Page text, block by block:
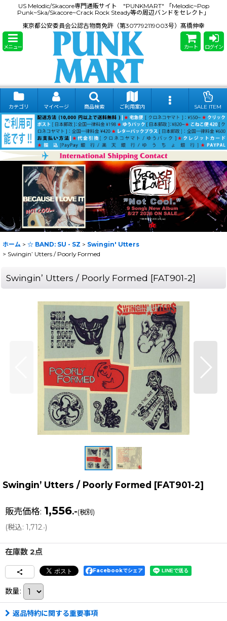
US Melodic/Skacore専門通販サイト "PUNKMART" 「Melodic~Pop
Punk~Ska/Skacore~Crack Rock Steady等の周辺バンドをセレクト」
東京都公安委員会公認古物商免許（第307792119003号）髙橋伸幸
メニュー カート ログイン
カテゴリ マイページ 商品検索 ご利用案内 SALE ITEM
ホーム > ☆ BAND: SU - SZ > Swingin' Utters
> Swingin’ Utters / Poorly Formed
Swingin’ Utters / Poorly Formed [FAT901-2]
Swingin’ Utters / Poorly Formed [FAT901-2]
販売価格: 1,556.-(税別)
(税込: 1,712.-)
在庫数 2点
Facebookでシェア
数量:
返品特約に関する重要事項